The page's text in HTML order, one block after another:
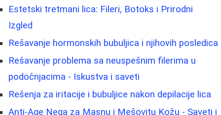
Estetski tretmani lica: Fileri, Botoks i Prirodni
Izgled
Rešavanje hormonskih bubuljica i njihovih posledica
Rešavanje problema sa neuspešnim filerima u
podočnjacima - Iskustva i saveti
Rešenja za iritacije i bubuljice nakon depilacije lica
Anti-Age Nega za Masnu i Mešovitu Kožu - Saveti i